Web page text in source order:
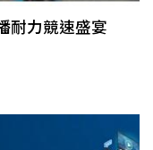
耐力競速盛宴